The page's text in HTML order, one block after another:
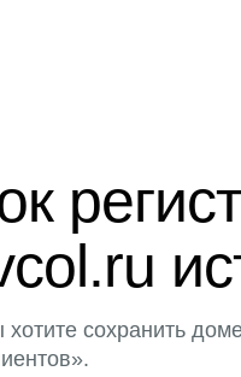
хотите сохранить